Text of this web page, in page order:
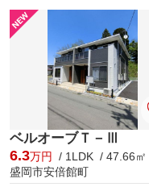
ベルオーブＴ－Ⅲ
6.3万円
/ 1LDK / 47.66㎡
盛岡市安倍館町